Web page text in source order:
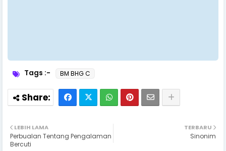
Tags :- BM BHG C
TERBARU
Sinonim
LEBIH LAMA
Perbualan Tentang Pengalaman
Bercuti